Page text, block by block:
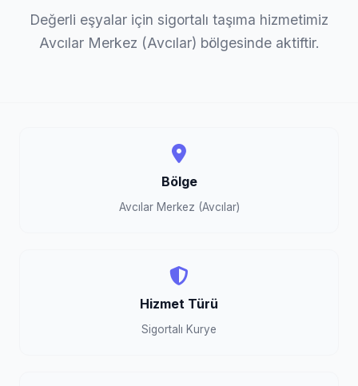
Değerli eşyalar için sigortalı taşıma hizmetimiz
Avcılar Merkez (Avcılar) bölgesinde aktiftir.
Bölge
Avcılar Merkez (Avcılar)
Hizmet Türü
Sigortalı Kurye